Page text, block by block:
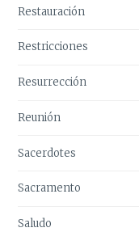
Restauración
Restricciones
Resurrección
Reunión
Sacerdotes
Sacramento
Saludo